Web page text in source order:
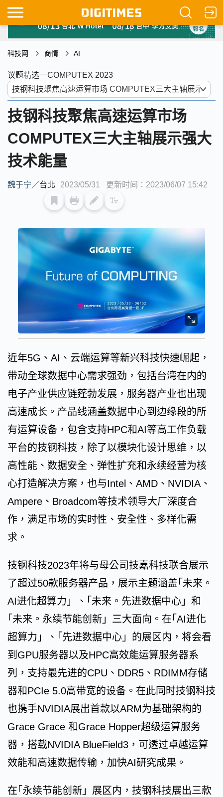
科技网 商情 AI
议题精选－COMPUTEX 2023
技钢科技聚焦高速运算市场
COMPUTEX三大主轴展示强大
技术能量
魏于宁／台北 2023/05/31 更新时间：2023/06/07 15:42
近年5G、AI、云端运算等新兴科技快速崛起，
带动全球数据中心需求强劲，包括台湾在内的
电子产业供应链蓬勃发展，服务器产业也出现
高速成长。产品线涵盖数据中心到边缘段的所
有运算设备，包含支持HPC和AI等高工作负载
平台的技钢科技，除了以模块化设计思维，以
高性能、数据安全、弹性扩充和永续经营为核
心打造解决方案，也与Intel、AMD、NVIDIA、
Ampere、Broadcom等技术领导大厂深度合
作，满足市场的实时性、安全性、多样化需
求。
技钢科技2023年将与母公司技嘉科技联合展示
了超过50款服务器产品，展示主题涵盖｢未来。
AI进化超算力」、｢未来。先进数据中心」和
｢未来。永续节能创新」三大面向。在｢AI进化
超算力」、｢先进数据中心」的展区内，将会看
到GPU服务器以及HPC高效能运算服务器系
列，支持最先进的CPU、DDR5、RDIMM存储
器和PCIe 5.0高带宽的设备。在此同时技钢科技
也携手NVIDIA展出首款以ARM为基础架构的
Grace Grace 和Grace Hopper超级运算服务
器，搭载NVIDIA BlueField3，可透过卓越运算
效能和高速数据传输，加快AI研究成果。
在｢永续节能创新」展区内，技钢科技展出三款